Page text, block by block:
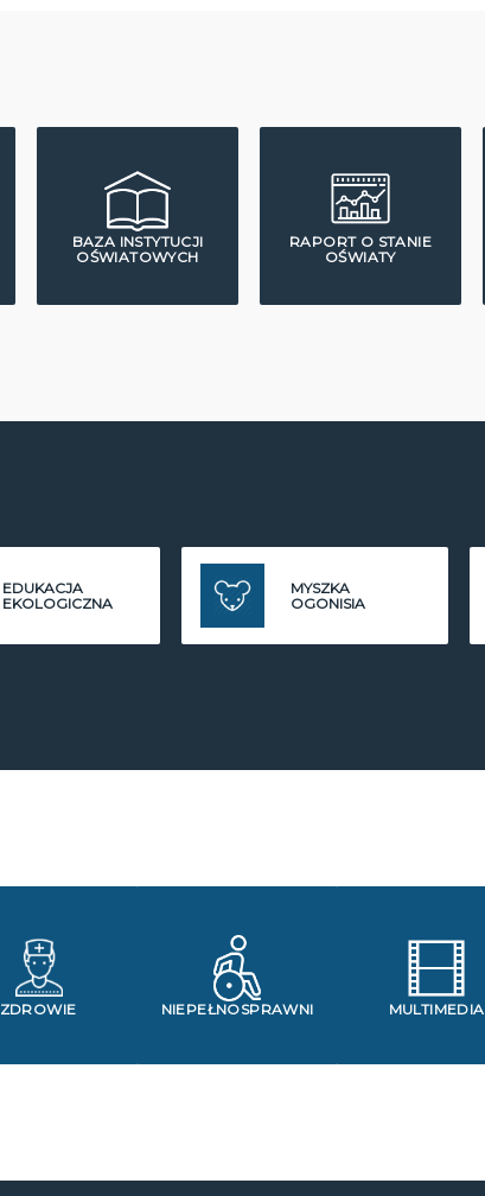
BAZA INSTYTUCJI
OŚWIATOWYCH
RAPORT O STANIE
OŚWIATY
EDUKACJA
EKOLOGICZNA
MYSZKA
OGONISIA
ZDROWIE NIEPEŁNOSPRAWNI MULTIMEDIA